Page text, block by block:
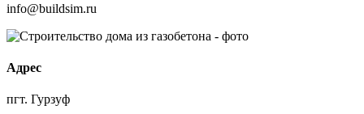
info@buildsim.ru
Адрес
пгт. Гурзуф